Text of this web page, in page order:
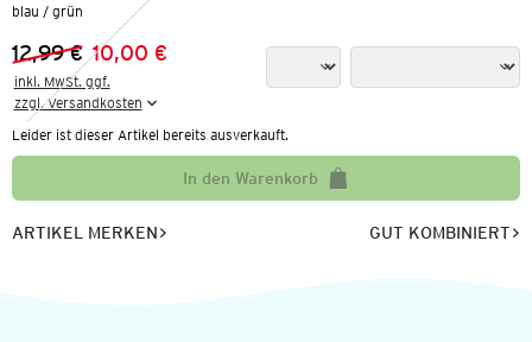
blau / grün
Vorheriger Preis:
12,99 €
Neuer Preis:
10,00 €
inkl. MwSt. ggf.
zzgl. Versandkosten
Leider ist dieser Artikel bereits ausverkauft.
In den Warenkorb
ARTIKEL MERKEN GUT KOMBINIERT